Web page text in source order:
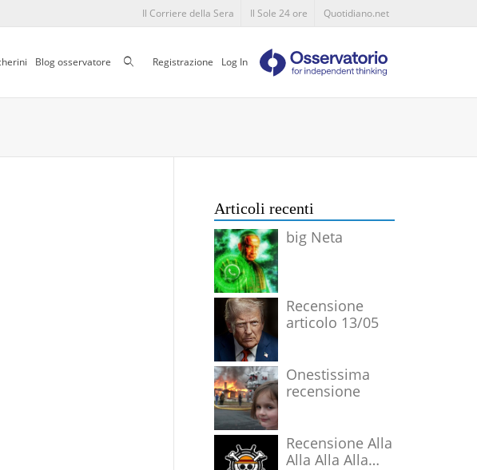
Il Corriere della Sera Il Sole 24 ore Quotidiano.net
Blog osservatore CercaRegistrazione Log In
Articoli recenti
big Neta
Recensione
articolo 13/05
Onestissima
recensione
Recensione Alla
Alla Alla Alla